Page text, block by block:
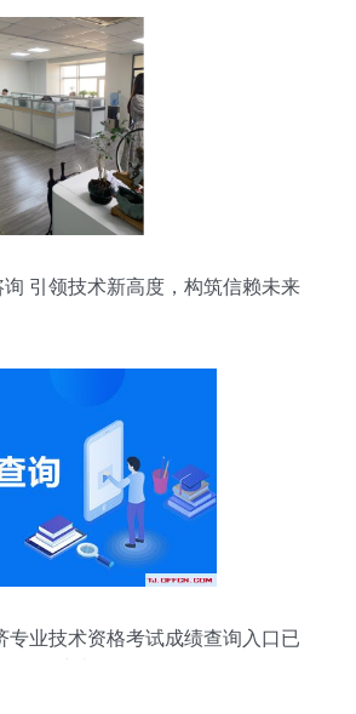
引领技术新高度，构筑信赖未来
专业技术资格考试成绩查询入口已